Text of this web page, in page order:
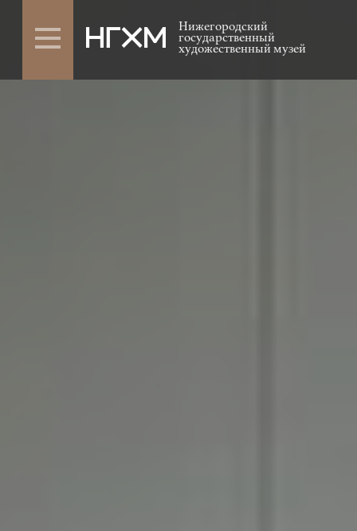
Нижегородский
государственный
художественный музей